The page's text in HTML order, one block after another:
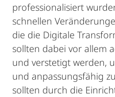
professionalisiert
schnellen
die die Digitale
sollten dabei vor allem
und verstetigt werden,
und anpassungsfähig
sollten durch die